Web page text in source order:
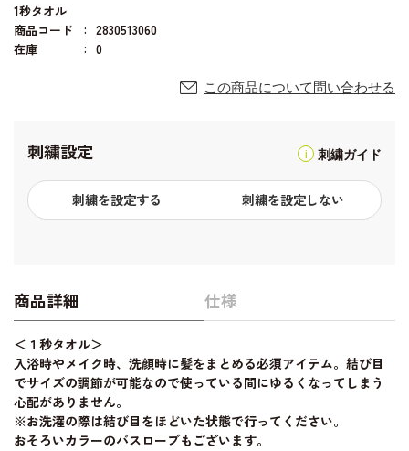
1秒タオル
商品コード
2830513060
在庫
0
この商品について問い合わせる
刺繍設定 刺繍ガイド
刺繍を設定する 刺繍を設定しない
商品詳細 仕様
＜１秒タオル＞
入浴時やメイク時、洗顔時に髪をまとめる必須アイテム。結び目
でサイズの調節が可能なので使っている間にゆるくなってしまう
心配がありません。
※お洗濯の際は結び目をほどいた状態で行ってください。
おそろいカラーのバスローブもございます。